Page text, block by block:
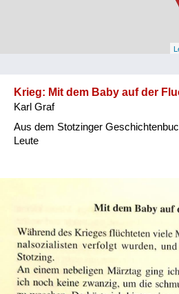
Vorarlberg
Heimkehrer
Krieg: Mit dem Baby auf der
Karl Graf
Aus dem Stotzinger
Leute